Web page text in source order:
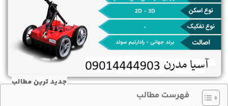
جدید ترین مطالب
فهرست مطالب